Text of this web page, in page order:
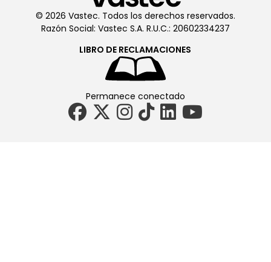
© 2026 Vastec. Todos los derechos reservados.
Razón Social: Vastec S.A. R.U.C.: 20602334237
LIBRO DE RECLAMACIONES
Permanece conectado